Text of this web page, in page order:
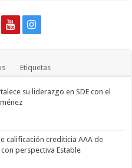
Etiquetas
su liderazgo en SDE con el
calificación crediticia AAA de
con perspectiva Estable